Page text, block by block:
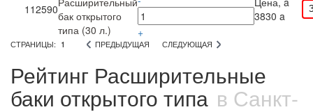
112590бак открытого
типа (30 л.)
+
3830 a
СТРАНИЦЫ: 1 ПРЕДЫДУЩАЯ СЛЕДУЮЩАЯ
Рейтинг Расширительные
баки открытого типа в Санкт-